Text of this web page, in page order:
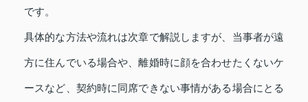
です。
具体的な方法や流れは次章で解説しますが、当事者が遠
方に住んでいる場合や、離婚時に顔を合わせたくないケ
ースなど、契約時に同席できない事情がある場合にとる